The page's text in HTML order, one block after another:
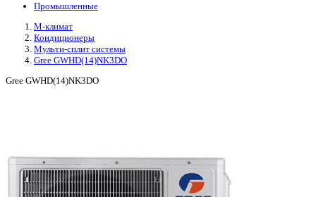
Промышленные
М-климат
Кондиционеры
Мульти-сплит системы
Gree GWHD(14)NK3DO
Gree GWHD(14)NK3DO